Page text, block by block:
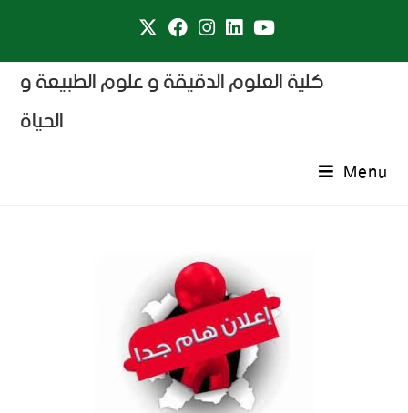
كلية العلوم الدقيقة و علوم الطبيعة و
الحياة
Menu